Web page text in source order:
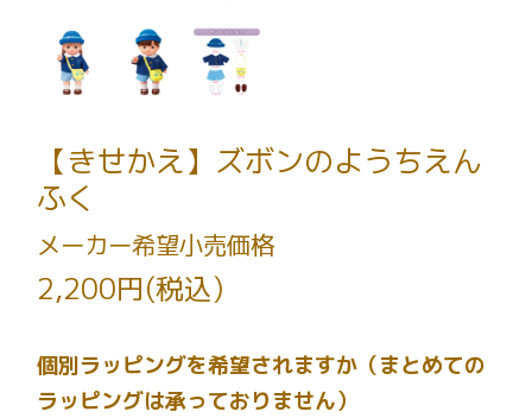
【きせかえ】ズボンのようちえん
ふく
メーカー希望小売価格
2,200円(税込)
個別ラッピングを希望されますか（まとめての
ラッピングは承っておりません）